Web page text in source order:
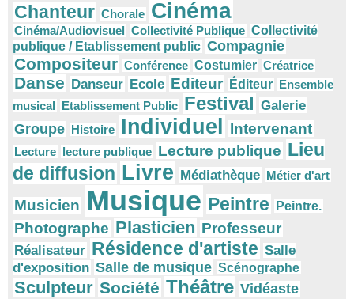
Chanteur Chorale Cinéma
Cinéma/Audiovisuel Collectivité Publique Collectivité
publique / Etablissement public Compagnie
Compositeur Conférence Costumier Créatrice
Danse Danseur Ecole Editeur Éditeur Ensemble
musical Etablissement Public Festival Galerie
Groupe Histoire Individuel Intervenant
Lecture lecture publique Lecture publique Lieu
de diffusion Livre Médiathèque Métier d'art
Musicien Musique Peintre Peintre.
Photographe Plasticien Professeur
Réalisateur Résidence d'artiste Salle
d'exposition Salle de musique Scénographe
Sculpteur Société Théâtre Vidéaste